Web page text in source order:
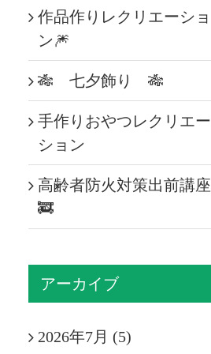
作品作りレクリエーショ
ン🎆
🎋 七夕飾り 🎋
手作りおやつレクリエー
ション
高齢者防火対策出前講座
🚒
アーカイブ
2026年7月 (5)